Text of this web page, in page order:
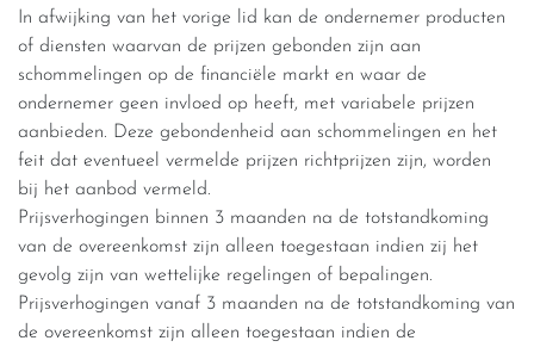
In afwijking van het vorige lid kan de ondernemer producten
of diensten waarvan de prijzen gebonden zijn aan
schommelingen op de financiële markt en waar de
ondernemer geen invloed op heeft, met variabele prijzen
aanbieden. Deze gebondenheid aan schommelingen en het
feit dat eventueel vermelde prijzen richtprijzen zijn, worden
bij het aanbod vermeld.
Prijsverhogingen binnen 3 maanden na de totstandkoming
van de overeenkomst zijn alleen toegestaan indien zij het
gevolg zijn van wettelijke regelingen of bepalingen.
Prijsverhogingen vanaf 3 maanden na de totstandkoming van
de overeenkomst zijn alleen toegestaan indien de